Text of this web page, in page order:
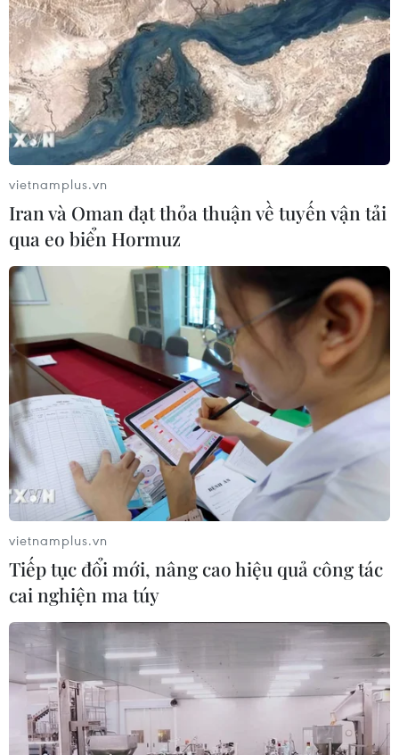
vietnamplus.vn
Iran và Oman đạt thỏa thuận về tuyến vận tải
qua eo biển Hormuz
vietnamplus.vn
Tiếp tục đổi mới, nâng cao hiệu quả công tác
cai nghiện ma túy